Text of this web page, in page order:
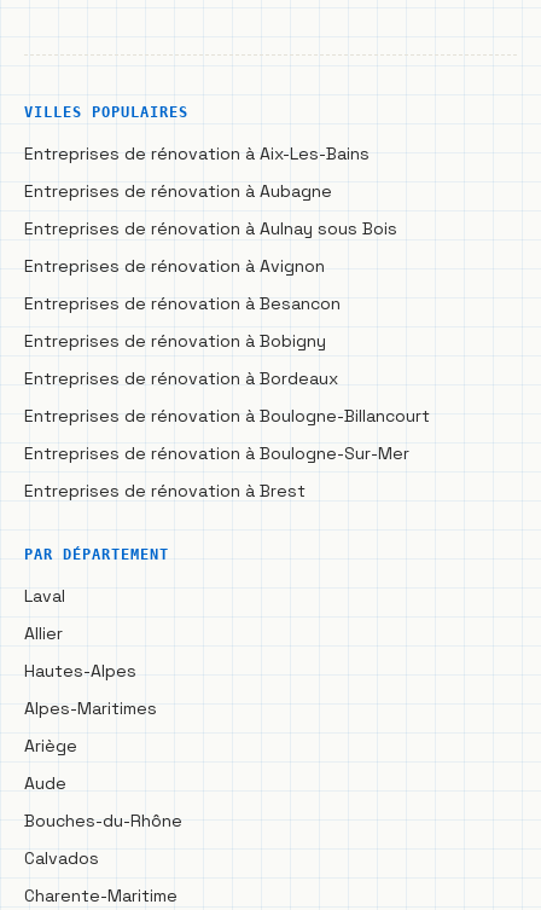
VILLES POPULAIRES
Entreprises de rénovation à Aix-Les-Bains
Entreprises de rénovation à Aubagne
Entreprises de rénovation à Aulnay sous Bois
Entreprises de rénovation à Avignon
Entreprises de rénovation à Besancon
Entreprises de rénovation à Bobigny
Entreprises de rénovation à Bordeaux
Entreprises de rénovation à Boulogne-Billancourt
Entreprises de rénovation à Boulogne-Sur-Mer
Entreprises de rénovation à Brest
PAR DÉPARTEMENT
Laval
Allier
Hautes-Alpes
Alpes-Maritimes
Ariège
Aude
Bouches-du-Rhône
Calvados
Charente-Maritime